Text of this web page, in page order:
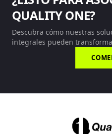
QUALITY ONE?
Descubra cómo nuestras
integrales pueden